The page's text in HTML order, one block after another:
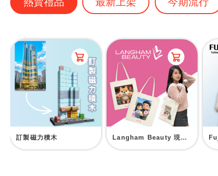
訂製磁力積木 Langham Beauty 現場印刷帆布袋